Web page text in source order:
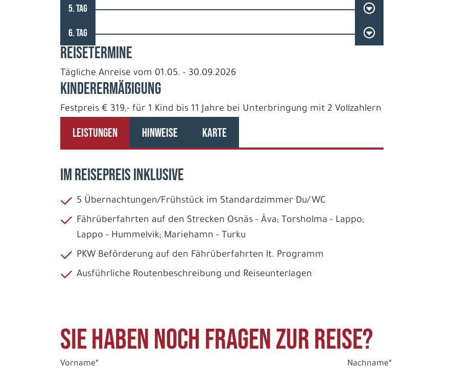
5. TAG
6. TAG
REISETERMINE
Tägliche Anreise vom 01.05. - 30.09.2026
Kinderermäßigung
Festpreis € 319,- für 1 Kind bis 11 Jahre bei Unterbringung mit 2 Vollzahlern
LEISTUNGEN HINWEISE KARTE
IM REISEPREIS INKLUSIVE
5 Übernachtungen/Frühstück im Standardzimmer Du/WC
Fährüberfahrten auf den Strecken Osnäs - Åva; Torsholma - Lappo;
Lappo - Hummelvik; Mariehamn - Turku
PKW Beförderung auf den Fährüberfahrten lt. Programm
Ausführliche Routenbeschreibung und Reiseunterlagen
Sie haben noch Fragen zur Reise?
Vorname* Nachname*